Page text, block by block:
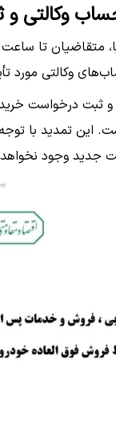
وکالتی
وکالتی مورد
شده است. این
جدید وجود